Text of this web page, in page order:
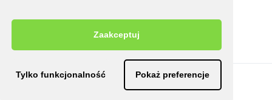
Zaakceptuj
Tylko funkcjonalność Pokaż preferencje
Regulamin
Polityka prywatności